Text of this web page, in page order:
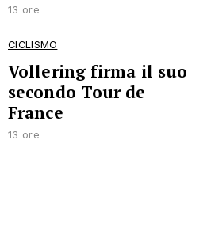
13 ore
CICLISMO
Vollering firma il suo
secondo Tour de
France
13 ore